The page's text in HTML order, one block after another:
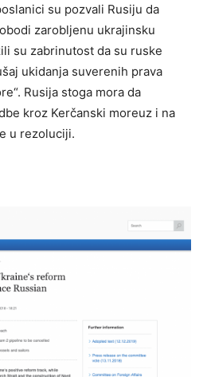
su pozvali Rusiju da
zarobljenu ukrajinsku
su zabrinutost da su ruske
ukidanja suverenih prava
Rusija stoga mora da
kroz Kerčanski moreuz i na
u rezoluciji.